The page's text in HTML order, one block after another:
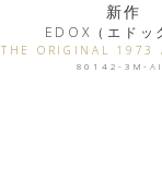
新作
EDOX（エドッ
THE ORIGINAL 1973
80142-3M-